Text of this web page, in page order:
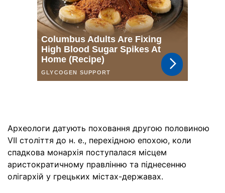
Археологи датують поховання другою половиною
VII століття до н. е., перехідною епохою, коли
спадкова монархія поступалася місцем
аристократичному правлінню та піднесенню
олігархій у грецьких містах-державах.